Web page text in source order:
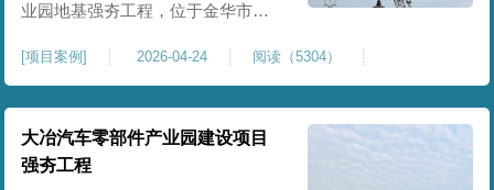
业园地基强夯工程，位于金华市江
园区重点基建配套项目。本项目地
基强夯处理总面积40000㎡，施工范
围为新能源配套产业园核心建设地
块。项目场地为园区新建建设用
地，原始场地土质松散、土层固结
不均匀、孔隙较大、地基承载力偏
[项目案例] 2026-04-24 阅读（5304）
大冶汽车零部件产业园建设项目
强夯工程